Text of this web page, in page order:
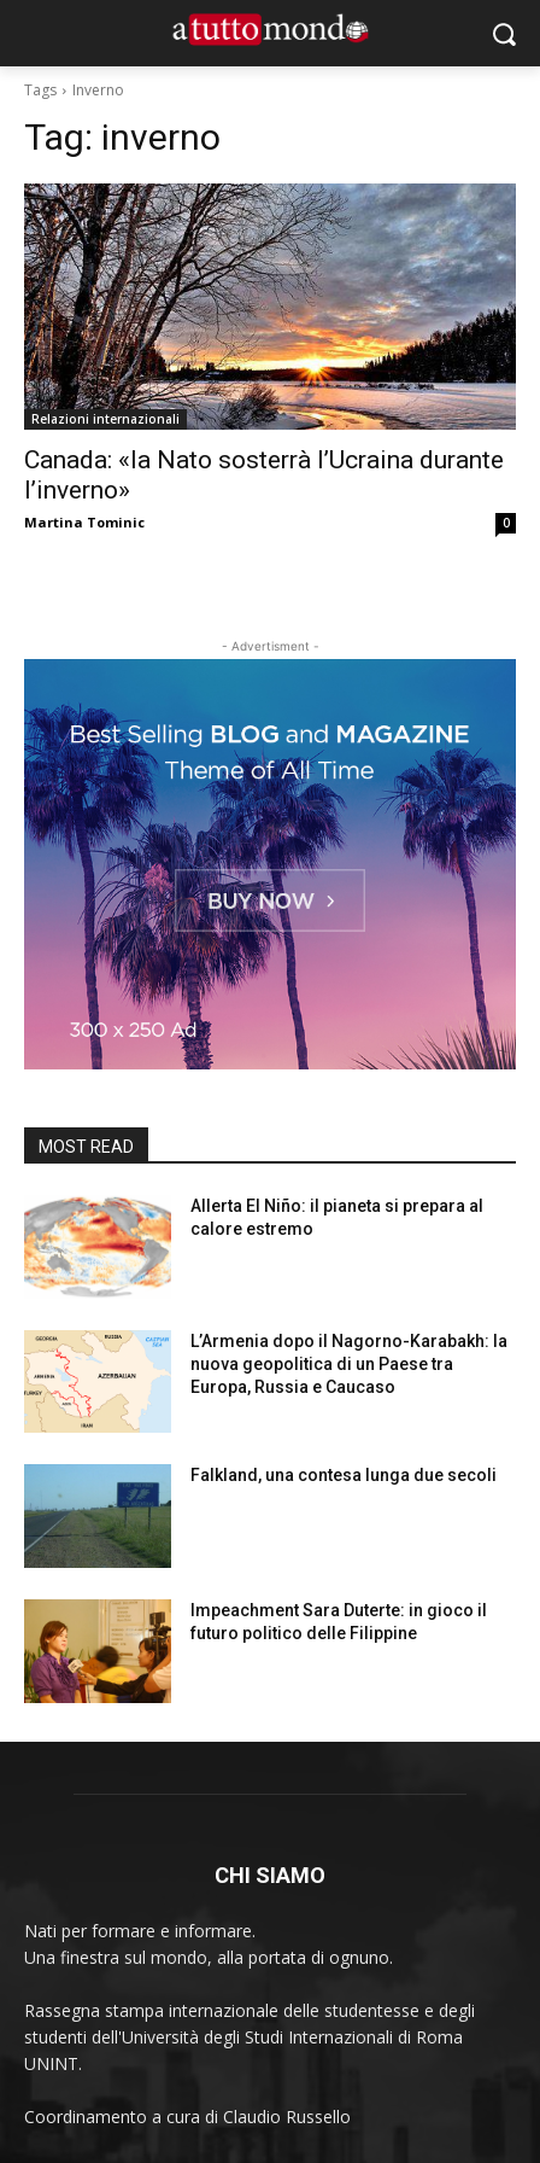
Tags Inverno
Tag: inverno
Relazioni internazionali
Canada: «la Nato sosterrà l’Ucraina durante
l’inverno»
Martina Tominic 0
- Advertisment -
MOST READ
Allerta El Niño: il pianeta si prepara al
calore estremo
L’Armenia dopo il Nagorno-Karabakh: la
nuova geopolitica di un Paese tra
Europa, Russia e Caucaso
Falkland, una contesa lunga due secoli
Impeachment Sara Duterte: in gioco il
futuro politico delle Filippine
CHI SIAMO
Nati per formare e informare.
Una finestra sul mondo, alla portata di ognuno.
Rassegna stampa internazionale delle studentesse e degli
studenti dell'Università degli Studi Internazionali di Roma
UNINT.
Coordinamento a cura di Claudio Russello